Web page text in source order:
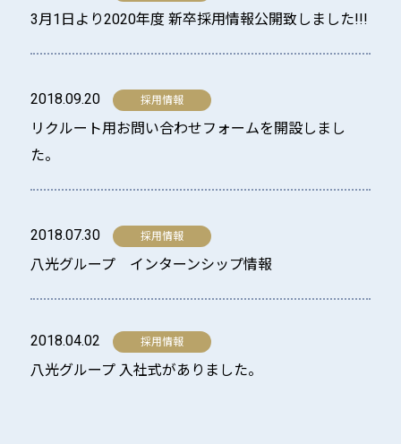
3月1日より2020年度 新卒採用情報公開致しました!!!
2018.09.20
リクルート用お問い合わせフォームを開設しまし
た。
2018.07.30
八光グループ インターンシップ情報
2018.04.02
八光グループ 入社式がありました。